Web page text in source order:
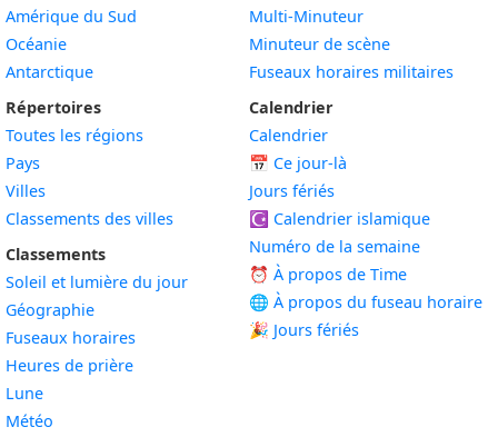
Amérique du Sud
Océanie
Antarctique
Répertoires
Toutes les régions
Pays
Villes
Classements des villes
Classements
Soleil et lumière du jour
Géographie
Fuseaux horaires
Heures de prière
Lune
Météo
Multi-Minuteur
Minuteur de scène
Fuseaux horaires militaires
Calendrier
Calendrier
📅 Ce jour-là
Jours fériés
☪️ Calendrier islamique
Numéro de la semaine
⏰ À propos de Time
🌐 À propos du fuseau horaire
🎉 Jours fériés